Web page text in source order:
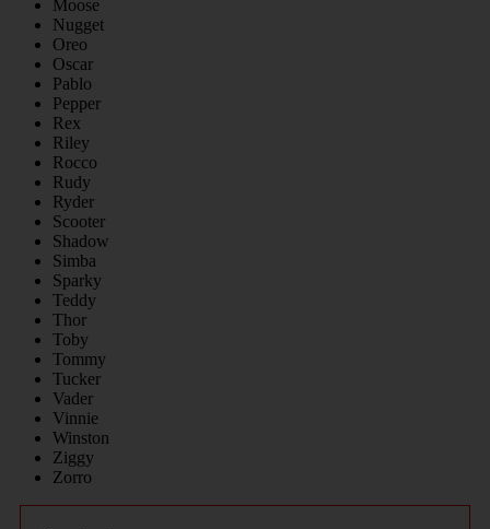
Moose
Nugget
Oreo
Oscar
Pablo
Pepper
Rex
Riley
Rocco
Rudy
Ryder
Scooter
Shadow
Simba
Sparky
Teddy
Thor
Toby
Tommy
Tucker
Vader
Vinnie
Winston
Ziggy
Zorro